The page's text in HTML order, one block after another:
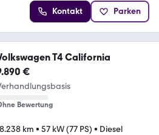
Kontakt Parken
T4 California
€
Bewertung
km • 57 kW (77 PS) • Diesel